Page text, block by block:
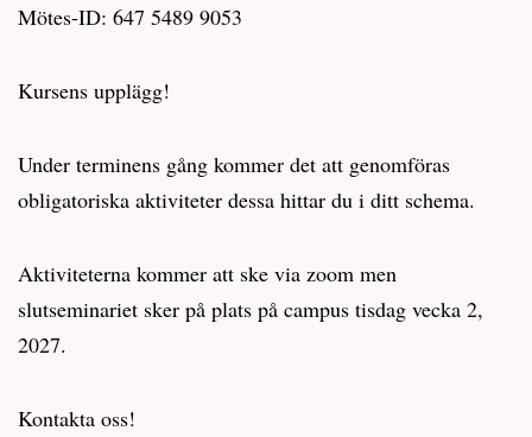
Mötes-ID: 647 5489 9053
Kursens upplägg!
Under terminens gång kommer det att genomföras
obligatoriska aktiviteter dessa hittar du i ditt schema.
Aktiviteterna kommer att ske via zoom men
slutseminariet sker på plats på campus tisdag vecka 2,
2027.
Kontakta oss!